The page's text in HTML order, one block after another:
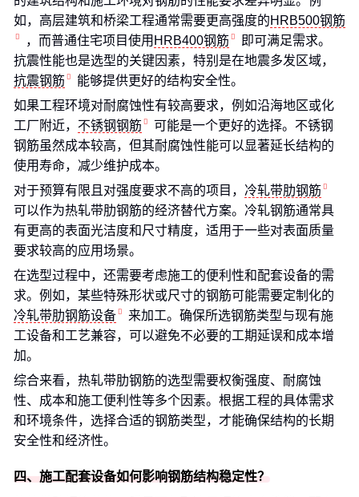
如，高层建筑和桥梁工程通常需要更高强度的HRB500钢筋
，而普通住宅项目使用 HRB400钢筋
即可满足需求。
抗震性能也是选型的关键因素，特别是在地震多发区域，
抗震钢筋
能够提供更好的结构安全性。
如果工程环境对耐腐蚀性有较高要求，例如沿海地区或化
工厂附近， 不锈钢钢筋
可能是一个更好的选择。不锈钢
钢筋虽然成本较高，但其耐腐蚀性能可以显著延长结构的
使用寿命，减少维护成本。
对于预算有限且对强度要求不高的项目， 冷轧带肋钢筋
可以作为热轧带肋钢筋的经济替代方案。冷轧钢筋通常具
有更高的表面光洁度和尺寸精度，适用于一些对表面质量
要求较高的应用场景。
在选型过程中，还需要考虑施工的便利性和配套设备的需
求。例如，某些特殊形状或尺寸的钢筋可能需要定制化的
冷轧带肋钢筋设备
来加工。确保所选钢筋类型与现有施
工设备和工艺兼容，可以避免不必要的工期延误和成本增
加。
综合来看，热轧带肋钢筋的选型需要权衡强度、耐腐蚀
性、成本和施工便利性等多个因素。根据工程的具体需求
和环境条件，选择合适的钢筋类型，才能确保结构的长期
安全性和经济性。
四、施工配套设备如何影响钢筋结构稳定性？